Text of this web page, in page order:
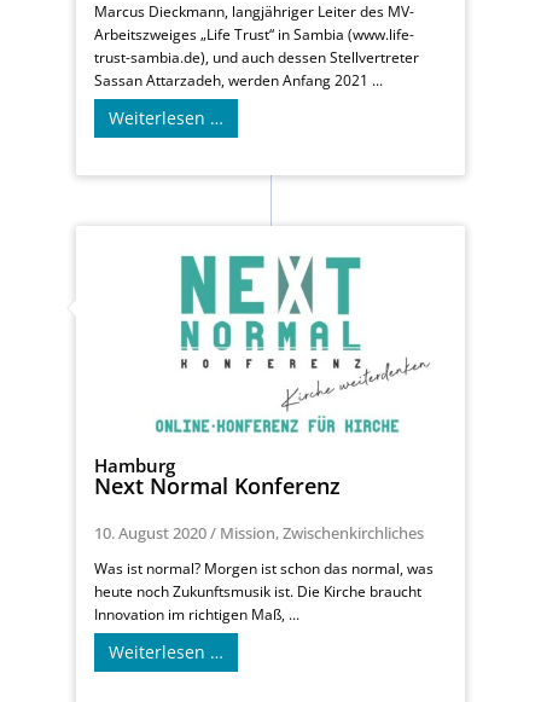
Marcus Dieckmann, langjähriger Leiter des MV-
Arbeitszweiges „Life Trust“ in Sambia (www.life-
trust-sambia.de), und auch dessen Stellvertreter
Sassan Attarzadeh, werden Anfang 2021 ...
Weiterlesen …
Hamburg
Next Normal Konferenz
10. August 2020/ Mission,Zwischenkirchliches
Was ist normal? Morgen ist schon das normal, was
heute noch Zukunftsmusik ist. Die Kirche braucht
Innovation im richtigen Maß, ...
Weiterlesen …